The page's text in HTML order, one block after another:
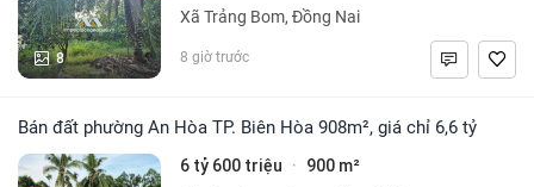
8
Xã Trảng Bom, Đồng Nai
8 giờ trước
Bán đất phường An Hòa TP. Biên Hòa 908m², giá chỉ 6,6 tỷ
6 tỷ 600 triệu · 900 m²